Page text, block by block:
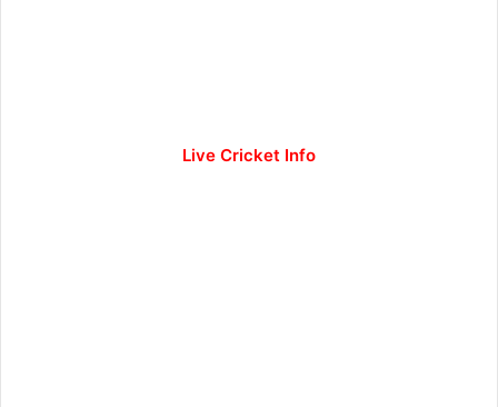
Live Cricket Info